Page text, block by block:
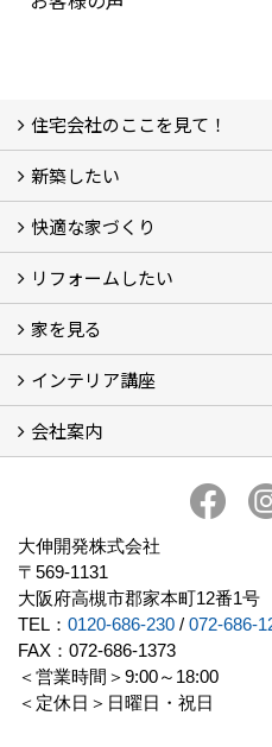
住宅会社のここを見て！
家づくりをはじめる前に
施主をラクさせる会社とは？
理想の家を建てるには？
新築したい
こだわり
大伸の家づくり体制
地熱＆太陽光の家
家づくりスケジュール
アフター・保証体制
快適な家づくり
建替えたい
リフォームしたい
小さなリフォーム
大きなリフォーム
ビフォーアフター
家を見る
お客様の声
フォトギャラリー
ただいま建築中
施工実績
インテリア講座
イベント予告
イベント報告
会社案内
プライバシーポリシー
大伸開発株式会社
〒569-1131
大阪府高槻市郡家本町12番1
TEL： 0120-686-230 / 072-686-
FAX：072-686-1373
＜営業時間＞9:00～18:00
＜定休日＞日曜日・祝日